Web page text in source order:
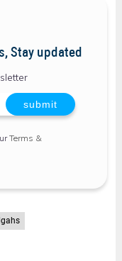
Stay updated
Terms &